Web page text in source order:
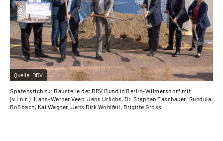
Quelle: DRV
Spatenstich zur Baustelle der DRV Bund in Berlin-Wilmersdorf mit
(v.l.n.r.): Hans-Werner Veen, Jens Urlichs, Dr. Stephan Fasshauer, Gundula
Roßbach, Kai Wegner, Jens Dirk Wohlfeil, Brigitte Gross